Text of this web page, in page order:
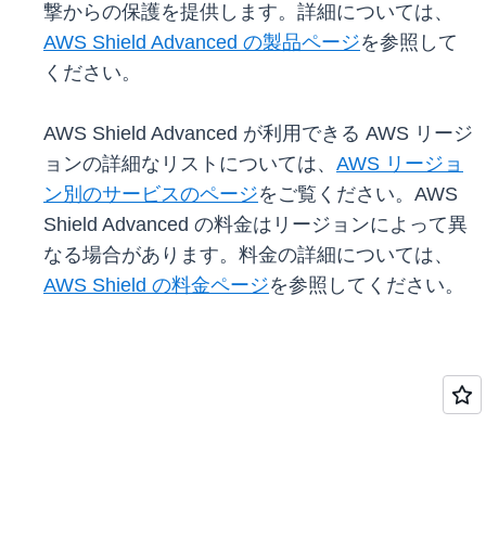
撃からの保護を提供します。詳細については、
AWS Shield Advanced の製品ページを参照して
ください。
AWS Shield Advanced が利用できる AWS リージ
ョンの詳細なリストについては、 AWS リージョ
ン別のサービスのページをご覧ください。AWS
Shield Advanced の料金はリージョンによって異
なる場合があります。料金の詳細については、
AWS Shield の料金ページを参照してください。